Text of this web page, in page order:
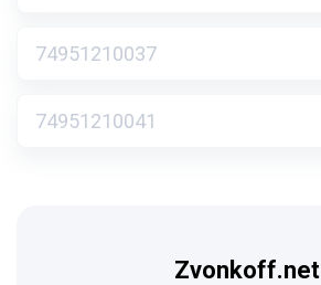
74951210037
74951210041
Zvonkoff.net